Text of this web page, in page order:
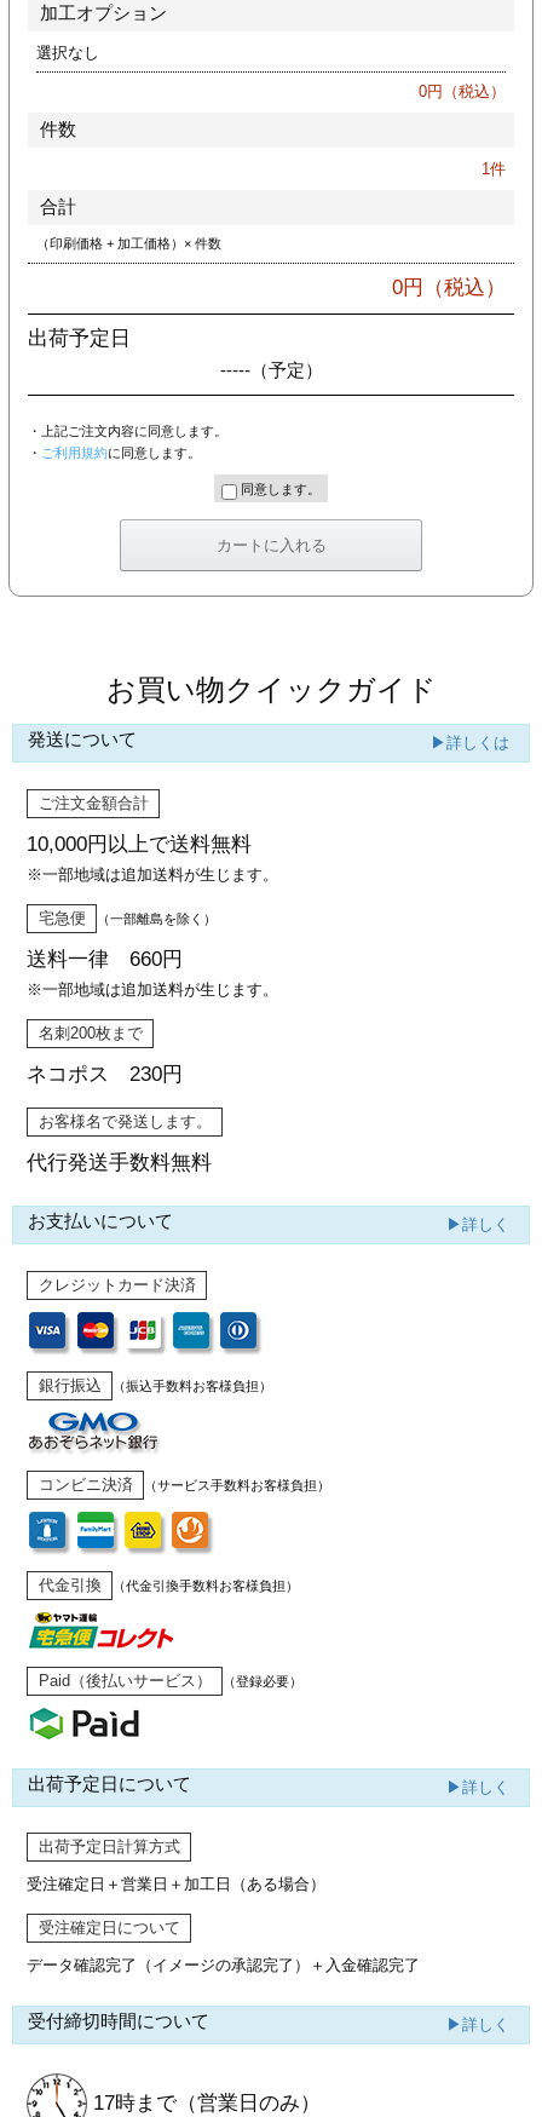
加工
印刷
ファイル印刷
リーブ
加工オプション
選択なし
0円（税込）
件数
1件
合計
（印刷価格 + 加工価格）× 件数
0円（税込）
出荷予定日
-----（予定）
・上記ご注文内容に同意します。
・ ご利用規約に同意します。
同意します。
お買い物クイックガイド
発送について ▶詳しくは
ご注文金額合計
10,000円以上で送料無料
※一部地域は追加送料が生じます。
宅急便 （一部離島を除く）
送料一律 660円
※一部地域は追加送料が生じます。
名刺200枚まで
ネコポス 230円
お客様名で発送します。
代行発送手数料無料
お支払いについて ▶詳しく
クレジットカード決済
銀行振込 （振込手数料お客様負担）
コンビニ決済 （サービス手数料お客様負担）
代金引換 （代金引換手数料お客様負担）
Paid（後払いサービス） （登録必要）
出荷予定日について ▶詳しく
出荷予定日計算方式
受注確定日＋営業日＋加工日（ある場合）
受注確定日について
データ確認完了（イメージの承認完了） ＋入金確認完了
受付締切時間について ▶詳しく
17時まで （営業日のみ）